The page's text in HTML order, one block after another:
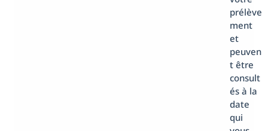
prélève
ment
et
peuven
t être
consult
és à la
date
qui